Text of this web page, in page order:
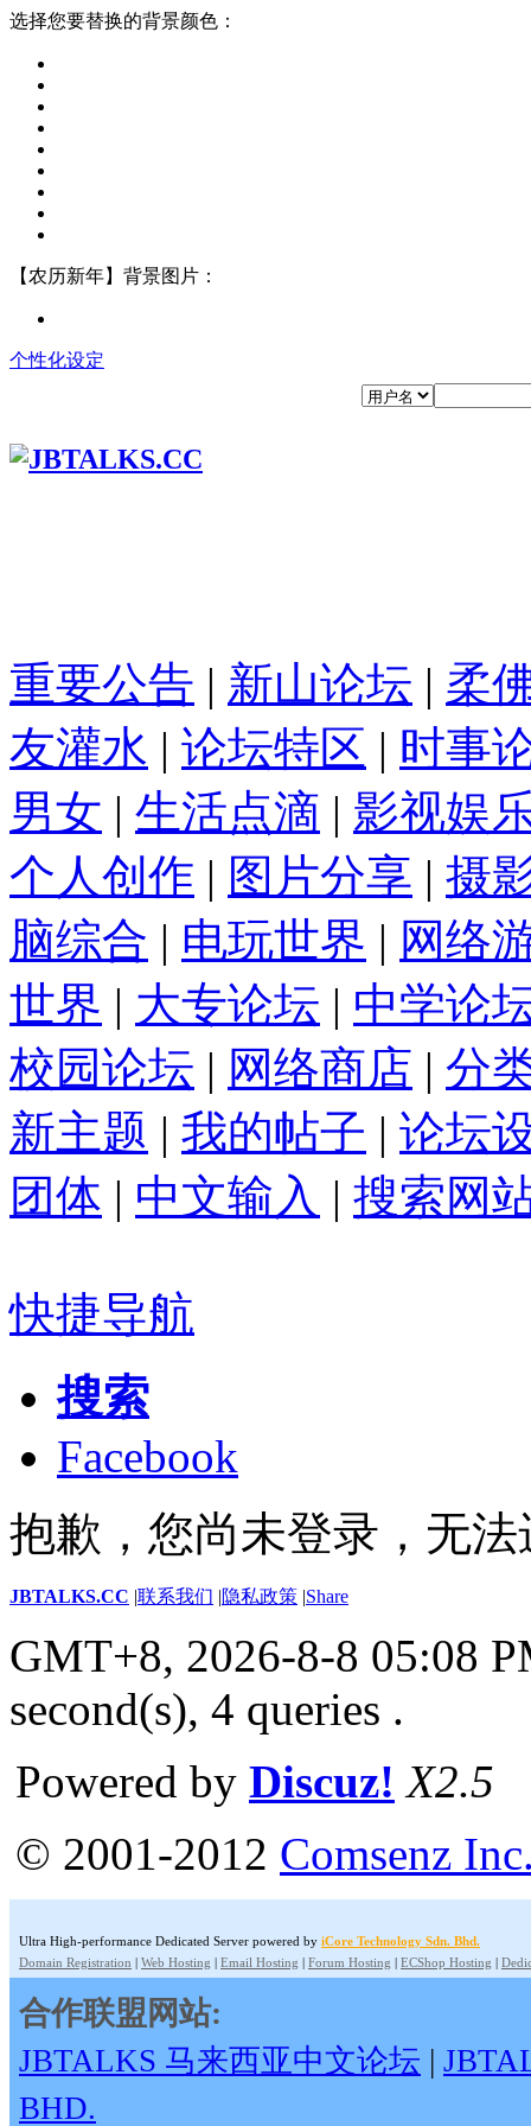
选择您要替换的背景颜色：
【农历新年】背景图片：
个性化设定
重要公告 | 新山论坛 | 柔
友灌水 | 论坛特区 | 时事
男女 | 生活点滴 | 影视娱
个人创作 | 图片分享 | 摄
脑综合 | 电玩世界 | 网络
世界 | 大专论坛 | 中学论
校园论坛 | 网络商店 | 分
新主题 | 我的帖子 | 论坛
团体 | 中文输入 | 搜索网
快捷导航
搜索
Facebook
抱歉，您尚未登录，无
JBTALKS.CC |联系我们 |隐私政策 |Share
GMT+8, 2026-8-8 05:08
second(s), 4 queries .
Powered by Discuz! X2.5
© 2001-2012 Comsenz
Ultra High-performance Dedicated Server powered by iCore Technology Sdn. Bhd.
Domain Registration | Web Hosting | Email Hosting | Forum Hosting | ECShop Hosting |
合作联盟网站:
JBTALKS 马来西亚中文论坛 |
BHD.